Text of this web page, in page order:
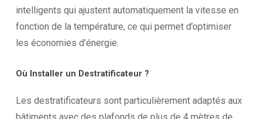
intelligents qui ajustent automatiquement la vitesse en
fonction de la température, ce qui permet d’optimiser
les économies d’énergie.
Où Installer un Destratificateur ?
Les destratificateurs sont particulièrement adaptés aux
bâtiments avec des plafonds de plus de 4 mètres de